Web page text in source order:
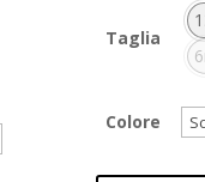
Taglia
Colore